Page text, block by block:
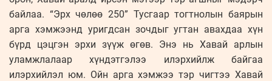
байлаа. “Эрх чөлөө 250” Тусгаар тогтнолын баярын
арга хэмжээнд уригдсан зочдыг угтан авахдаа хүн
бүрд цэцгэн эрхи зүүж өгөв. Энэ нь Хавай арлын
уламжлалаар хүндэтгэлээ илэрхийлж байгаа
илэрхийлэл юм. Ойн арга хэмжээ тэр чигтээ Хавай